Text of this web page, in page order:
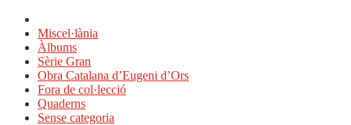
Miscel·lània
Àlbums
Sèrie Gran
Obra Catalana d’Eugeni d’Ors
Fora de col·lecció
Quaderns
Sense categoria